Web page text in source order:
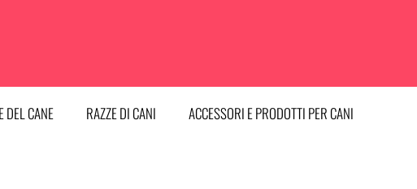
DEL CANE RAZZE DI CANI
ACCESSORI E PRODOTTI PER CANI